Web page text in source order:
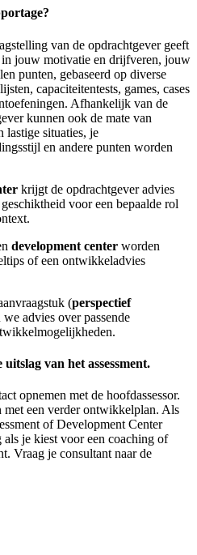
van de opdrachtgever geeft
jouw motivatie en drijfveren, jouw
punten, gebaseerd op diverse
capaciteitentests, games, cases
Afhankelijk van de
kunnen ook de mate van
lastige situaties, je
en andere punten worden
krijgt de opdrachtgever advies
voor een bepaalde rol
development center worden
of een ontwikkeladvies
(perspectief
advies over passende
van het assessment.
opnemen met de hoofdassessor.
een verder ontwikkelplan. Als
of Development Center
je kiest voor een coaching of
Vraag je consultant naar de